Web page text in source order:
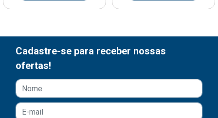
Cadastre-se para receber nossas
ofertas!